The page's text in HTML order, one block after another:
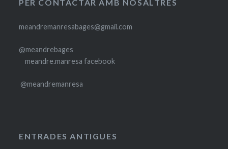
PER CONTACTAR AMB NOSALTRES
meandremanresabages@gmail.com
@meandrebages
meandre.manresa facebook
@meandremanresa
ENTRADES ANTIGUES